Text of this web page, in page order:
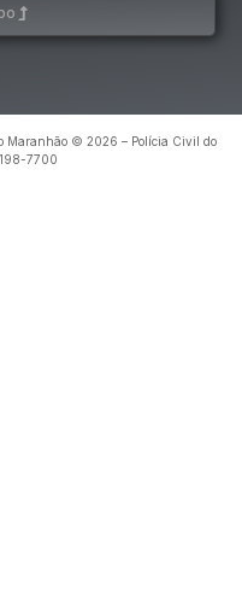
Maranhão © 2026 – Polícia Civil do
7700